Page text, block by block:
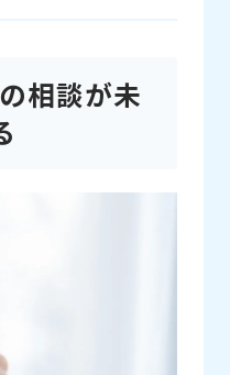
相談が未